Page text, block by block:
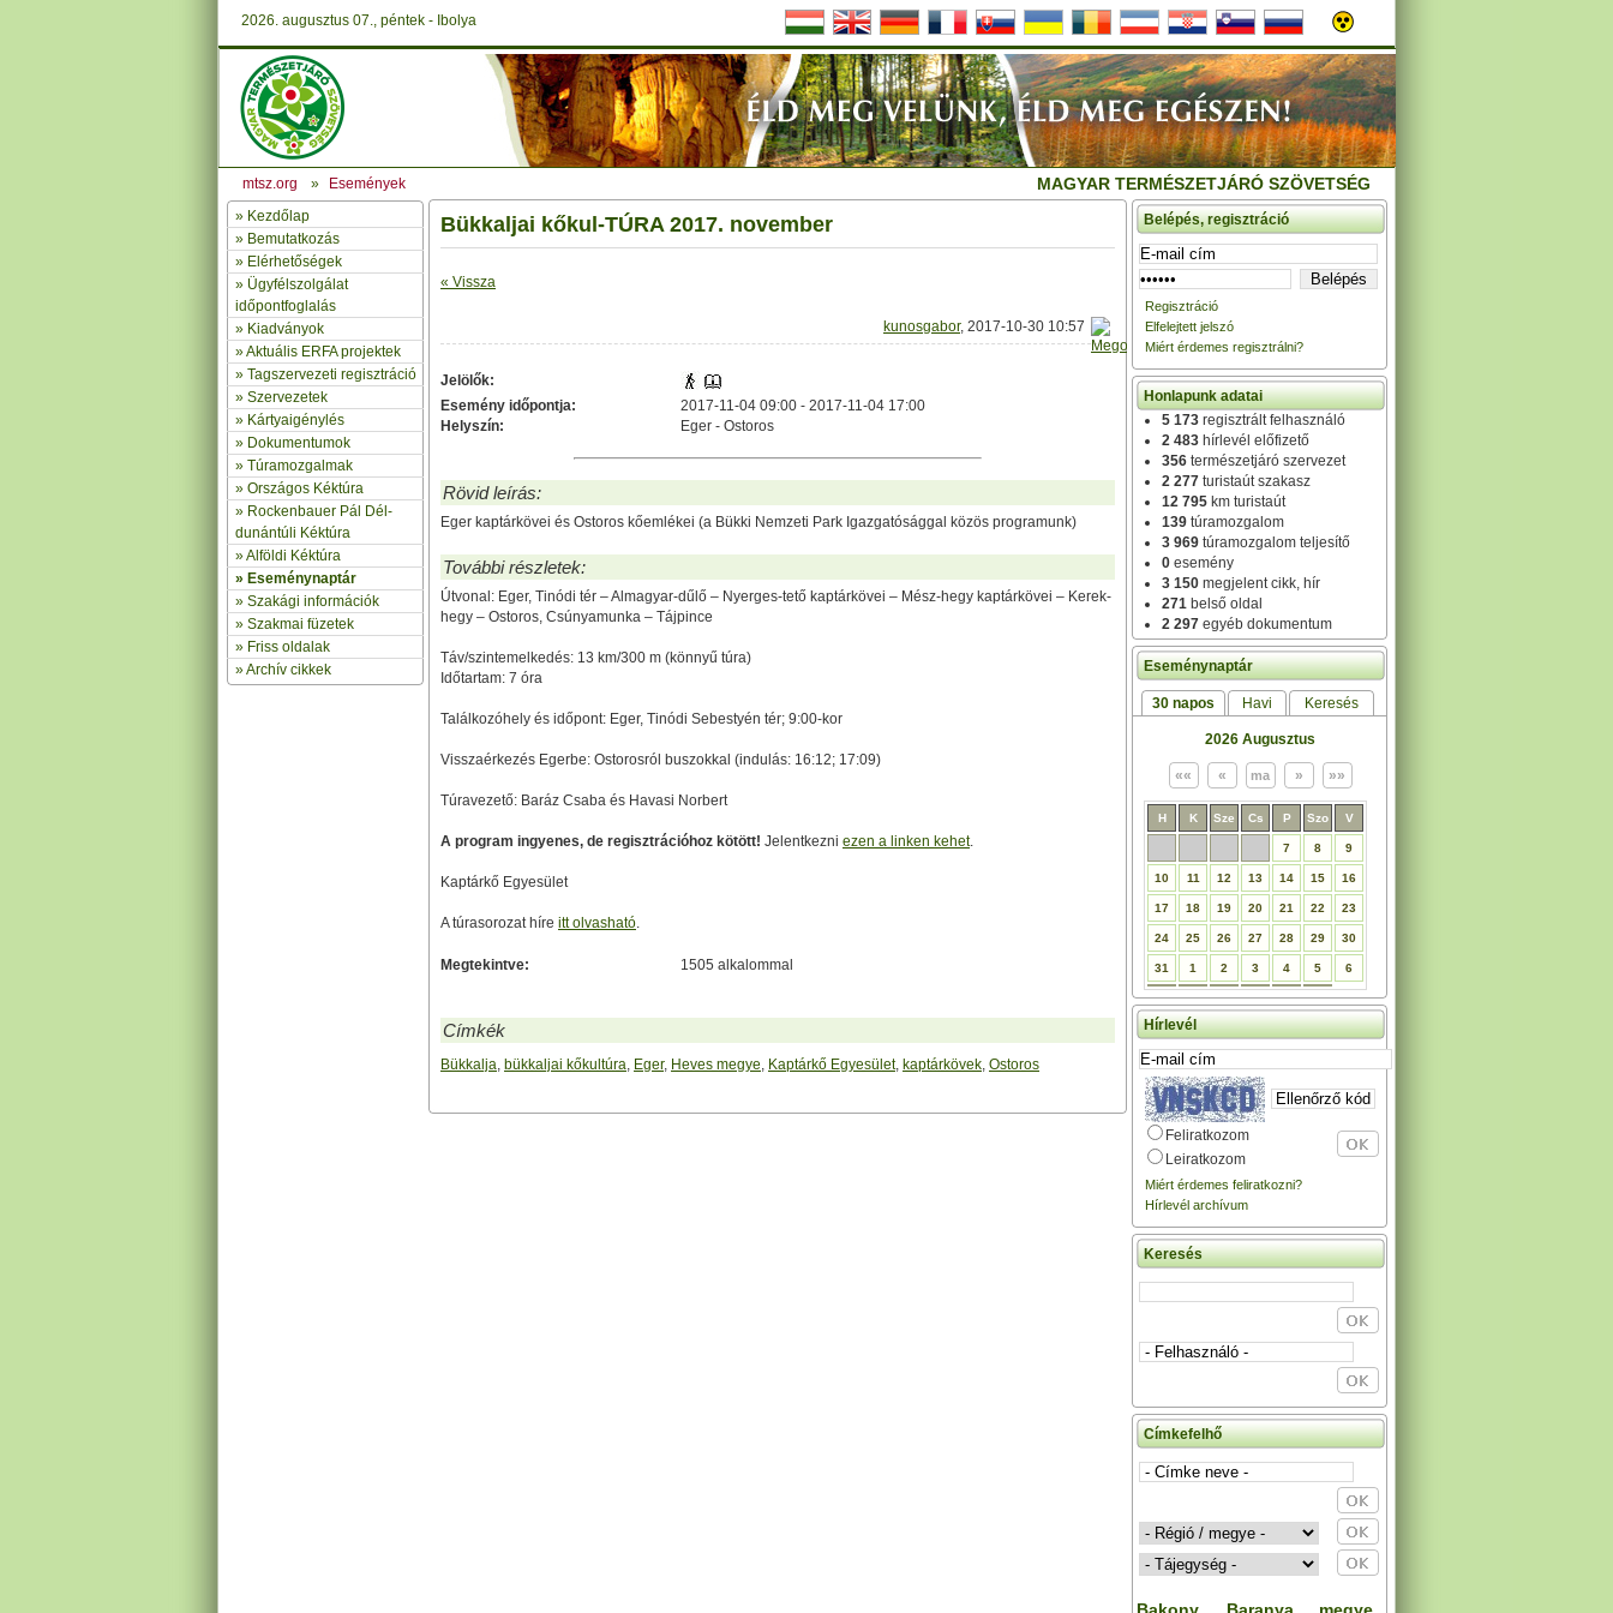
2026. augusztus 07., péntek - Ibolya
mtsz.org » Események MAGYAR TERMÉSZETJÁRÓ SZÖVETSÉG
» Kezdőlap
» Bemutatkozás
» Elérhetőségek
» Ügyfélszolgálat
időpontfoglalás
» Kiadványok
»Aktuális ERFA projektek
» Tagszervezeti regisztráció
» Szervezetek
» Kártyaigénylés
» Dokumentumok
» Túramozgalmak
» Országos Kéktúra
» Rockenbauer Pál Dél-
dunántúli Kéktúra
»Alföldi Kéktúra
» Eseménynaptár
» Szakági információk
» Szakmai füzetek
» Friss oldalak
»Archív cikkek
Bükkaljai kőkul-TÚRA 2017. november
« Vissza
kunosgabor, 2017-10-30 10:57
Jelölők:
Esemény időpontja:
2017-11-04 09:00 - 2017-11-04 17:00
Helyszín:
Eger - Ostoros
Rövid leírás:
Eger kaptárkövei és Ostoros kőemlékei (a Bükki Nemzeti Park Igazgatósággal közös programunk)
További részletek:
Útvonal: Eger, Tinódi tér – Almagyar-dűlő – Nyerges-tető kaptárkövei – Mész-hegy kaptárkövei – Kerek-
hegy – Ostoros, Csúnyamunka – Tájpince
Táv/szintemelkedés: 13 km/300 m (könnyű túra)
Időtartam: 7 óra
Találkozóhely és időpont: Eger, Tinódi Sebestyén tér; 9:00-kor
Visszaérkezés Egerbe: Ostorosról buszokkal (indulás: 16:12; 17:09)
Túravezető: Baráz Csaba és Havasi Norbert
A program ingyenes, de regisztrációhoz kötött! Jelentkezni ezen a linken kehet.
Kaptárkő Egyesület
A túrasorozat híre itt olvasható.
Megtekintve: 1505 alkalommal
Címkék
Bükkalja, bükkaljai kőkultúra, Eger, Heves megye, Kaptárkő Egyesület, kaptárkövek, Ostoros
Belépés, regisztráció
Regisztráció
Elfelejtett jelszó
Miért érdemes regisztrálni?
Honlapunk adatai
5 173 regisztrált felhasználó
2 483 hírlevél előfizető
356 természetjáró szervezet
2 277 turistaút szakasz
12 795 km turistaút
139 túramozgalom
3 969 túramozgalom teljesítő
0 esemény
3 150 megjelent cikk, hír
271 belső oldal
2 297 egyéb dokumentum
Eseménynaptár
30 napos Havi Keresés
2026 Augusztus
H K Sze Cs P Szo V
7 8 9
10 11 12 13 14 15 16
17 18 19 20 21 22 23
24 25 26 27 28 29 30
31 1 2 3 4 5 6
Hírlevél
Feliratkozom
Leiratkozom
Miért érdemes feliratkozni?
Hírlevél archívum
Keresés
Címkefelhő